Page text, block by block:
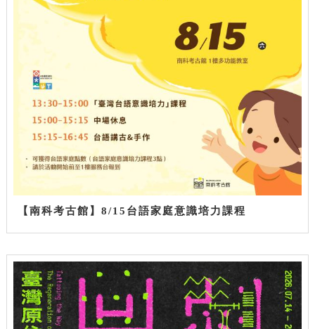
【南科考古館】8/15台語家庭意識培力課程